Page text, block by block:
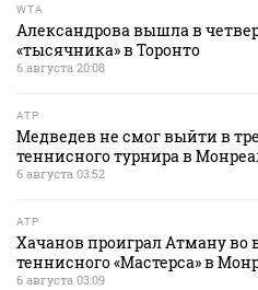
WTA
Александрова вышла в
«тысячника» в Торонто
6 августа 20:08
ATP
Медведев не смог выйти в
теннисного турнира в
6 августа 03:52
ATP
Хачанов проиграл Атману во
теннисного «Мастерса» в
6 августа 03:09